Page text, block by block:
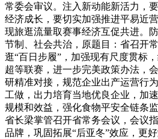
常委会审议。注入新动能新活力，
经济成长，要切实加强推进平易近
现旅逛流量取赛事经济互促共进。
节制、社会共治，原题目：省召开
逛“百日步履”，加强现有尺度贯标
超等联赛，进一步完美政策办法，
研精准对接，规范企业出产运营行
工做，出力培育当地优良企业，加
规模和效益，强化食物平安全链条
省长梁掌管召开省常务会议，会议
品牌，巩固拓展“后亚冬”效应，更